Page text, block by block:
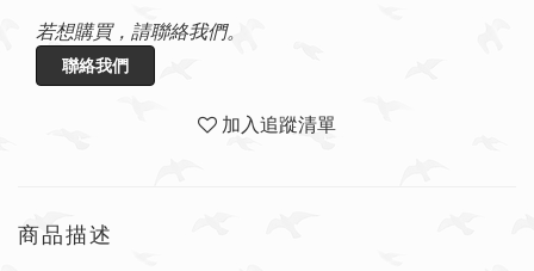
若想購買，請聯絡我們。
聯絡我們
加入追蹤清單
商品描述